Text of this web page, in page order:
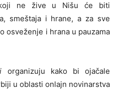
koji ne žive u Nišu će biti
smeštaja i hrane, a za sve
osveženje i hrana u pauzama
organizuju kako bi ojačale
u oblasti onlajn novinarstva